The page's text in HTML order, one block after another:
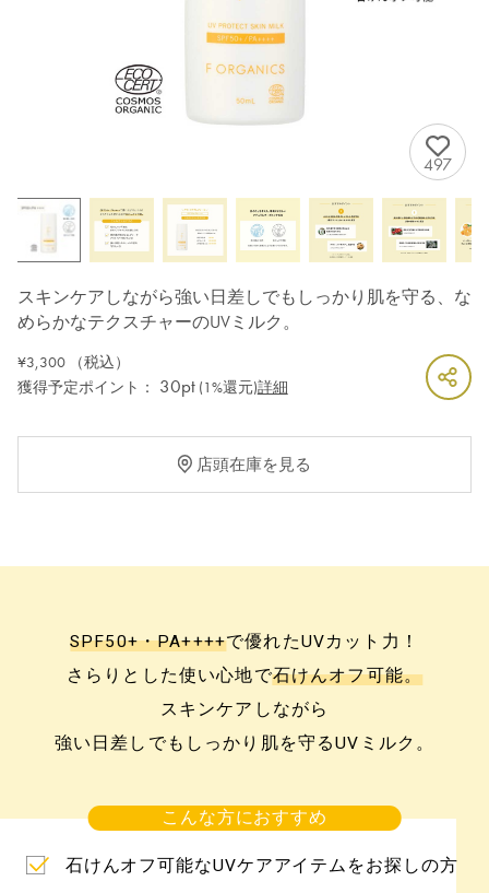
497
スキンケアしながら強い日差しでもしっかり肌を守る、な
めらかなテクスチャーのUVミルク。
¥3,300（税込）
獲得予定ポイント：
30pt (1%還元)詳細
店頭在庫を見る
SPF50+・PA++++で優れたUVカット力！
さらりとした使い心地で石けんオフ可能。
スキンケアしながら
強い日差しでもしっかり肌を守るUVミルク。
こんな方におすすめ
石けんオフ可能なUVケアアイテムをお探しの方